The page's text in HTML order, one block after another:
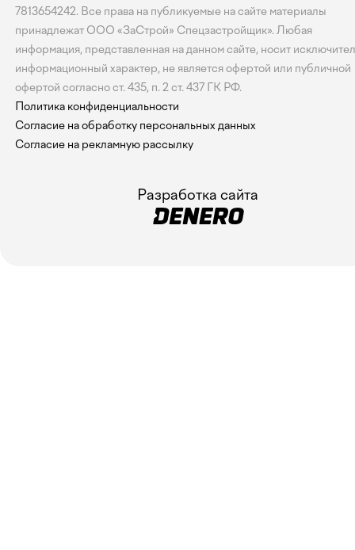
7813654242. Все права на публикуемые на сайте материалы
принадлежат ООО «ЗаСтрой» Спецзастройщик». Любая
информация, представленная на данном сайте, носит
информационный характер, не является офертой или публичной
офертой согласно ст. 435, п. 2 ст. 437 ГК РФ.
Политика конфиденциальности
Согласие на обработку персональных данных
Согласие на рекламную рассылку
Разработка сайта